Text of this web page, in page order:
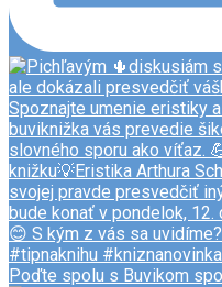
Poďte spolu s Buvikom